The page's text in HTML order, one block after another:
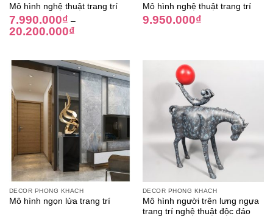
Mô hình nghệ thuật trang trí
7.990.000₫ –
20.200.000₫
Mô hình nghệ thuật trang trí
9.950.000₫
DECOR PHÒNG KHÁCH
Mô hình ngọn lửa trang trí
DECOR PHÒNG KHÁCH
Mô hình người trên lưng ngựa
trang trí nghệ thuật độc đáo